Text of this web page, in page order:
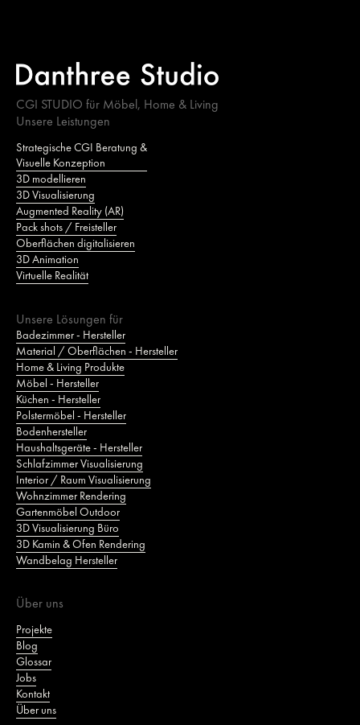
CGI STUDIO für Möbel, Home & Living
Unsere Leistungen
Strategische CGI Beratung &
Visuelle Konzeption
3D modellieren
3D Visualisierung
Augmented Reality (AR)
Pack shots / Freisteller
Oberflächen digitalisieren
3D Animation
Virtuelle Realität
Unsere Lösungen für
Badezimmer - Hersteller
Material / Oberflächen - Hersteller
Home & Living Produkte
Möbel - Hersteller
Küchen - Hersteller
Polstermöbel - Hersteller
Bodenhersteller
Haushaltsgeräte - Hersteller
Schlafzimmer Visualisierung
Interior / Raum Visualisierung
Wohnzimmer Rendering
Gartenmöbel Outdoor
3D Visualisierung Büro
3D Kamin & Ofen Rendering
Wandbelag Hersteller
Über uns
Projekte
Blog
Glossar
Jobs
Kontakt
Über uns